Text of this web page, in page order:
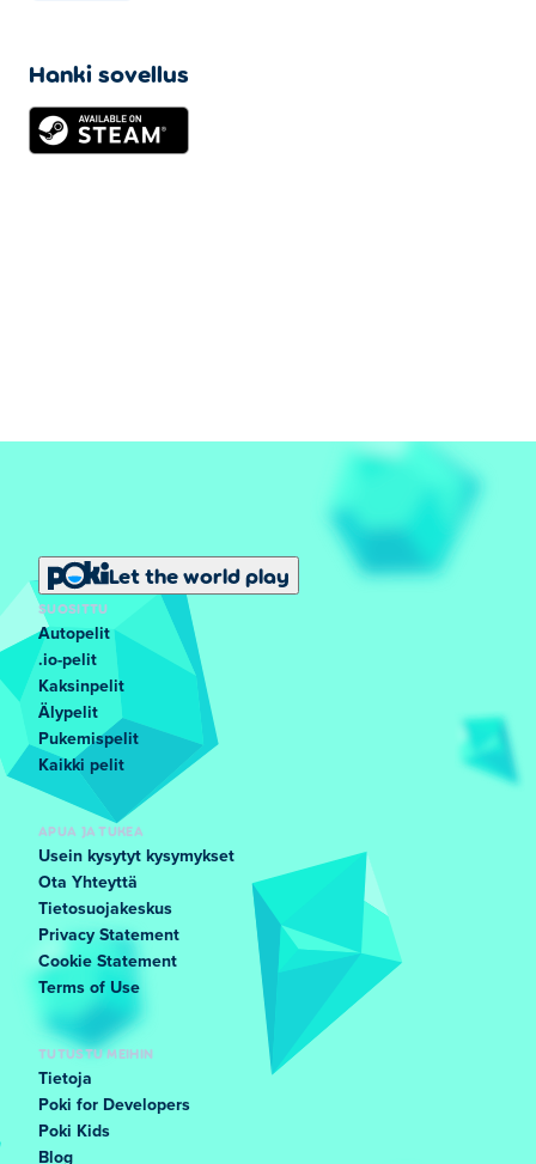
Hanki sovellus
Let the world play
SUOSITTU
Autopelit
.io-pelit
Kaksinpelit
Älypelit
Pukemispelit
Kaikki pelit
APUA JA TUKEA
Usein kysytyt kysymykset
Ota Yhteyttä
Tietosuojakeskus
Privacy Statement
Cookie Statement
Terms of Use
TUTUSTU MEIHIN
Tietoja
Poki for Developers
Poki Kids
Blog